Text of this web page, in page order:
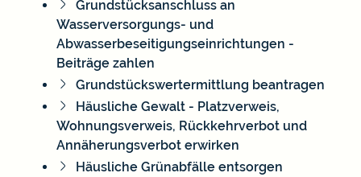
Grundstücksanschluss an
Wasserversorgungs- und
Abwasserbeseitigungseinrichtungen -
Beiträge zahlen
Grundstückswertermittlung beantragen
Häusliche Gewalt - Platzverweis,
Wohnungsverweis, Rückkehrverbot und
Annäherungsverbot erwirken
Häusliche Grünabfälle entsorgen